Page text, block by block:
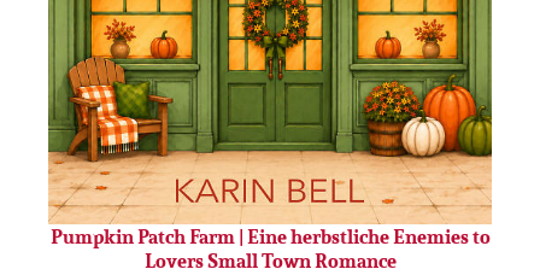
Pumpkin Patch Farm | Eine herbstliche Enemies to
Lovers Small Town Romance